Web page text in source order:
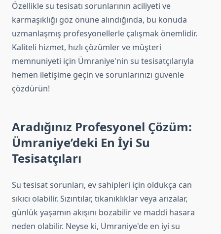
Özellikle su tesisatı sorunlarının aciliyeti ve
karmaşıklığı göz önüne alındığında, bu konuda
uzmanlaşmış profesyonellerle çalışmak önemlidir.
Kaliteli hizmet, hızlı çözümler ve müşteri
memnuniyeti için Ümraniye'nin su tesisatçılarıyla
hemen iletişime geçin ve sorunlarınızı güvenle
çözdürün!
Aradığınız Profesyonel Çözüm:
Ümraniye’deki En İyi Su
Tesisatçıları
Su tesisat sorunları, ev sahipleri için oldukça can
sıkıcı olabilir. Sızıntılar, tıkanıklıklar veya arızalar,
günlük yaşamın akışını bozabilir ve maddi hasara
neden olabilir. Neyse ki, Ümraniye'de en iyi su